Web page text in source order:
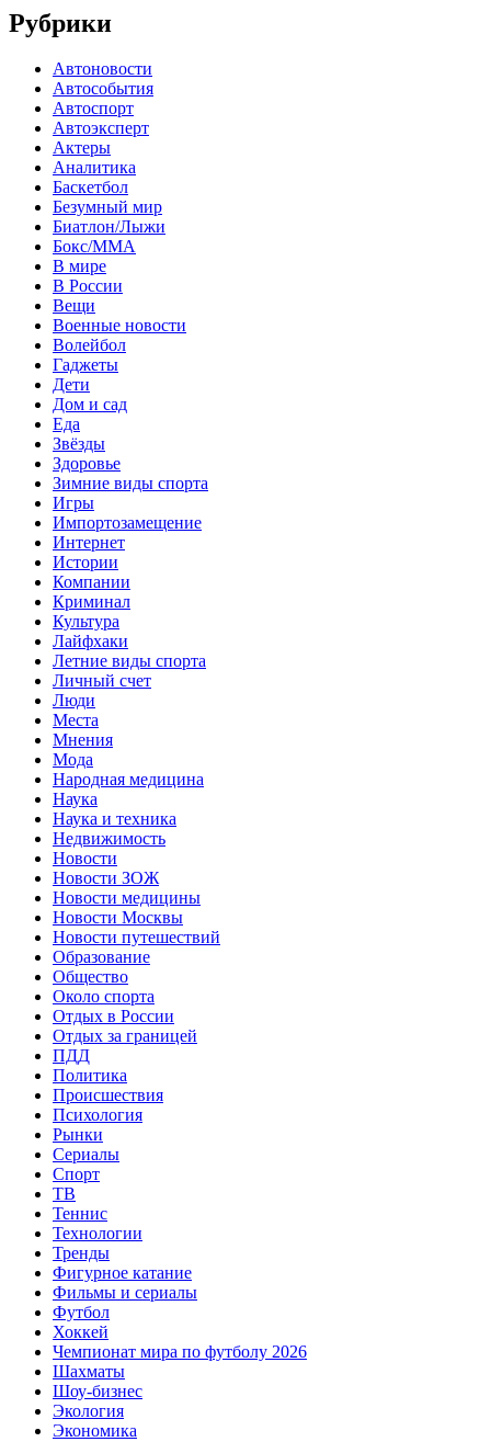
Рубрики
Автоновости
Автособытия
Автоспорт
Автоэксперт
Актеры
Аналитика
Баскетбол
Безумный мир
Биатлон/Лыжи
Бокс/MMA
В мире
В России
Вещи
Военные новости
Волейбол
Гаджеты
Дети
Дом и сад
Еда
Звёзды
Здоровье
Зимние виды спорта
Игры
Импортозамещение
Интернет
Истории
Компании
Криминал
Культура
Лайфхаки
Летние виды спорта
Личный счет
Люди
Места
Мнения
Мода
Народная медицина
Наука
Наука и техника
Недвижимость
Новости
Новости ЗОЖ
Новости медицины
Новости Москвы
Новости путешествий
Образование
Общество
Около спорта
Отдых в России
Отдых за границей
ПДД
Политика
Происшествия
Психология
Рынки
Сериалы
Спорт
ТВ
Теннис
Технологии
Тренды
Фигурное катание
Фильмы и сериалы
Футбол
Хоккей
Чемпионат мира по футболу 2026
Шахматы
Шоу-бизнес
Экология
Экономика